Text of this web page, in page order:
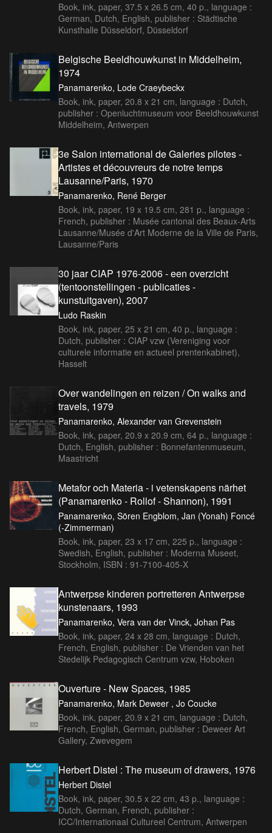
Book, ink, paper, 37.5 x 26.5 cm, 40 p., language :
German, Dutch, English, publisher : Städtische
Kunsthalle Düsseldorf, Düsseldorf
Belgische Beeldhouwkunst in Middelheim,
1974
Panamarenko, Lode Craeybeckx
Book, ink, paper, 20.8 x 21 cm, language : Dutch,
publisher : Openluchtmuseum voor Beeldhouwkunst
Middelheim, Antwerpen
3e Salon international de Galeries pilotes -
Artistes et découvreurs de notre temps
Lausanne/Paris, 1970
Panamarenko, René Berger
Book, ink, paper, 19 x 19.5 cm, 281 p., language :
French, publisher : Musée cantonal des Beaux-Arts
Lausanne/Musée d'Art Moderne de la Ville de Paris,
Lausanne/Paris
30 jaar CIAP 1976-2006 - een overzicht
(tentoonstellingen - publicaties -
kunstuitgaven), 2007
Ludo Raskin
Book, ink, paper, 25 x 21 cm, 40 p., language :
Dutch, publisher : CIAP vzw (Vereniging voor
culturele informatie en actueel prentenkabinet),
Hasselt
Over wandelingen en reizen / On walks and
travels, 1979
Panamarenko, Alexander van Grevenstein
Book, ink, paper, 20.9 x 20.9 cm, 64 p., language :
Dutch, English, publisher : Bonnefantenmuseum,
Maastricht
Metafor och Materia - i vetenskapens närhet
(Panamarenko - Rollof - Shannon), 1991
Panamarenko, Sören Engblom, Jan (Yonah) Foncé
(-Zimmerman)
Book, ink, paper, 23 x 17 cm, 225 p., language :
Swedish, English, publisher : Moderna Museet,
Stockholm, ISBN : 91-7100-405-X
Antwerpse kinderen portretteren Antwerpse
kunstenaars, 1993
Panamarenko, Vera van der Vinck, Johan Pas
Book, ink, paper, 24 x 28 cm, language : Dutch,
French, English, publisher : De Vrienden van het
Stedelijk Pedagogisch Centrum vzw, Hoboken
Ouverture - New Spaces, 1985
Panamarenko, Mark Deweer , Jo Coucke
Book, ink, paper, 20.9 x 21 cm, language : Dutch,
French, English, German, publisher : Deweer Art
Gallery, Zwevegem
Herbert Distel : The museum of drawers, 1976
Herbert Distel
Book, ink, paper, 30.5 x 22 cm, 43 p., language :
Dutch, German, French, publisher :
ICC/Internationaal Cultureel Centrum, Antwerpen